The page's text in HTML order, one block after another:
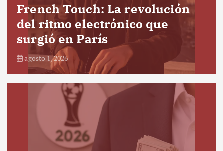
French Touch: La revolución
del ritmo electrónico que
surgió en París
agosto 1, 2026